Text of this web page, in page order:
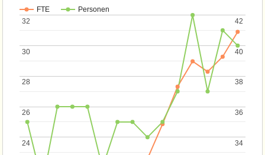
FTE Personen
24
24
26
26
28
28
30
30
32
32
34
34
36
36
38
38
40
40
42
42